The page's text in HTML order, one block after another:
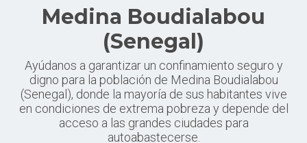
Medina Boudialabou
(Senegal)
Ayúdanos a garantizar un confinamiento seguro y
digno para la población de Medina Boudialabou
(Senegal), donde la mayoría de sus habitantes vive
en condiciones de extrema pobreza y depende del
acceso a las grandes ciudades para
autoabastecerse.